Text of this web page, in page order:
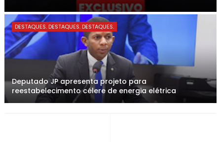
DESTAQUES. DESTAQUES. DESTAQUES.
Deputado JP apresenta projeto para
reestabelecimento célere de energia elétrica